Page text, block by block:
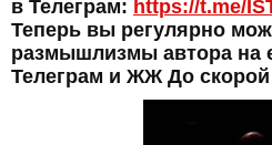
в Телеграм: https://t.me/
Теперь вы регулярно
размышлизмы автора на
Телеграм и ЖЖ До скорой